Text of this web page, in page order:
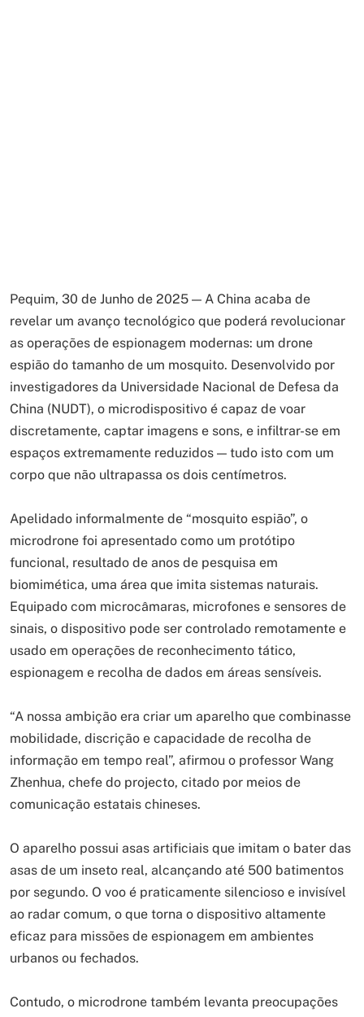
Pequim, 30 de Junho de 2025 — A China acaba de
revelar um avanço tecnológico que poderá revolucionar
as operações de espionagem modernas: um drone
espião do tamanho de um mosquito. Desenvolvido por
investigadores da Universidade Nacional de Defesa da
China (NUDT), o microdispositivo é capaz de voar
discretamente, captar imagens e sons, e infiltrar-se em
espaços extremamente reduzidos — tudo isto com um
corpo que não ultrapassa os dois centímetros.
Apelidado informalmente de “mosquito espião”, o
microdrone foi apresentado como um protótipo
funcional, resultado de anos de pesquisa em
biomimética, uma área que imita sistemas naturais.
Equipado com microcâmaras, microfones e sensores de
sinais, o dispositivo pode ser controlado remotamente e
usado em operações de reconhecimento tático,
espionagem e recolha de dados em áreas sensíveis.
“A nossa ambição era criar um aparelho que combinasse
mobilidade, discrição e capacidade de recolha de
informação em tempo real”, afirmou o professor Wang
Zhenhua, chefe do projecto, citado por meios de
comunicação estatais chineses.
O aparelho possui asas artificiais que imitam o bater das
asas de um inseto real, alcançando até 500 batimentos
por segundo. O voo é praticamente silencioso e invisível
ao radar comum, o que torna o dispositivo altamente
eficaz para missões de espionagem em ambientes
urbanos ou fechados.
Contudo, o microdrone também levanta preocupações